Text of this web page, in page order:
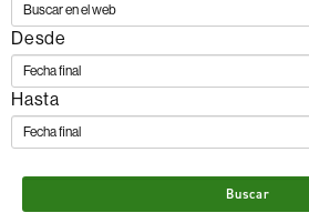
Desde
Hasta
Buscar